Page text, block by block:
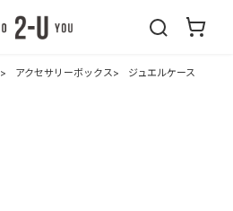
アクセサリーボックス ジュエルケース